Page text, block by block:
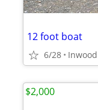
12 foot boat
6/28 Inwood
$2,000